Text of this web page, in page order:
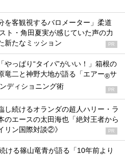
を客観視するバロメーター」柔道
ト・角田夏実が感じていた声の力
新たなミッション
PR
やっぱり“タイパ”がいい！」箱根の
竜二と神野大地が語る「エアー®サ
ディショニング術 PR
し続けるオランダの超人ハリー・ラ
のエースの太田海也「絶対王者から
リン国際対談②》
PR
ける篠山竜青が語る「10年前より